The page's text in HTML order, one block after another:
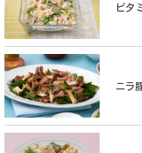
ビタ
ニラ